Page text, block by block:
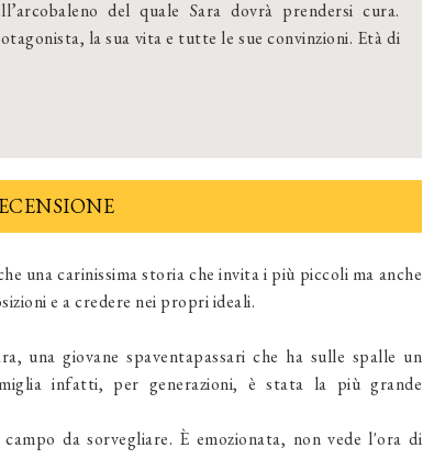
del quale Sara dovrà prendersi cura.
la sua vita e tutte le sue convinzioni. Età di
una carinissima storia che invita i più piccoli ma anche
e a credere nei propri ideali.
una giovane spaventapassari che ha sulle spalle un
infatti, per generazioni, è stata la più grande
da sorvegliare. È emozionata, non vede l'ora di